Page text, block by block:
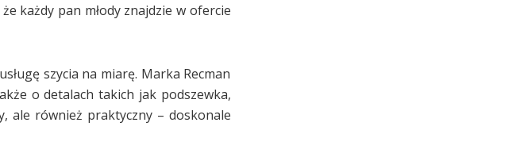
każdy pan młody znajdzie w ofercie
szycia na miarę. Marka Recman
o detalach takich jak podszewka,
ale również praktyczny – doskonale